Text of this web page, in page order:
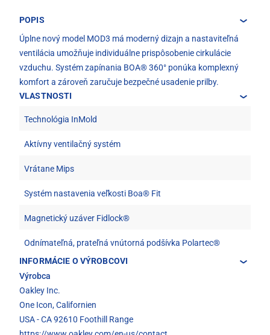
POPIS
Úplne nový model MOD3 má moderný dizajn a nastaviteľná
ventilácia umožňuje individuálne prispôsobenie cirkulácie
vzduchu. Systém zapínania BOA® 360° ponúka komplexný
komfort a zároveň zaručuje bezpečné usadenie prilby.
VLASTNOSTI
Technológia InMold
Aktívny ventilačný systém
Vrátane Mips
Systém nastavenia veľkosti Boa® Fit
Magnetický uzáver Fidlock®
Odnímateľná, prateľná vnútorná podšívka Polartec®
INFORMÁCIE O VÝROBCOVI
Výrobca
Oakley Inc.
One Icon, Californien
USA - CA 92610 Foothill Range